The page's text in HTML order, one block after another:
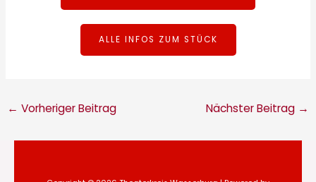
ALLE INFOS ZUM STÜCK
← Vorheriger Beitrag Nächster Beitrag →